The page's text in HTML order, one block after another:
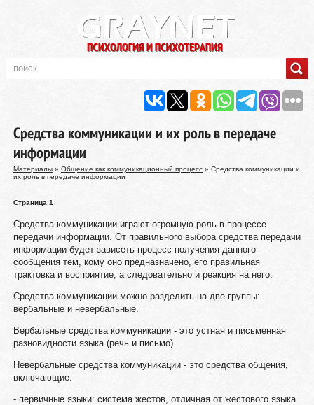
Средства коммуникации и их роль в передаче
информации
Материалы» Общение как коммуникационный процесс» Средства коммуникации и
их роль в передаче информации
Страница 1
Средства коммуникации играют огромную роль в процессе
передачи информации. От правильного выбора средства передачи
информации будет зависеть процесс получения данного
сообщения тем, кому оно предназначено, его правильная
трактовка и восприятие, а следовательно и реакция на него.
Средства коммуникации можно разделить на две группы:
вербальные и невербальные.
Вербальные средства коммуникации - это устная и письменная
разновидности языка (речь и письмо).
Невербальные средства коммуникации - это средства общения,
включающие:
- первичные языки: система жестов, отличная от жестового языка